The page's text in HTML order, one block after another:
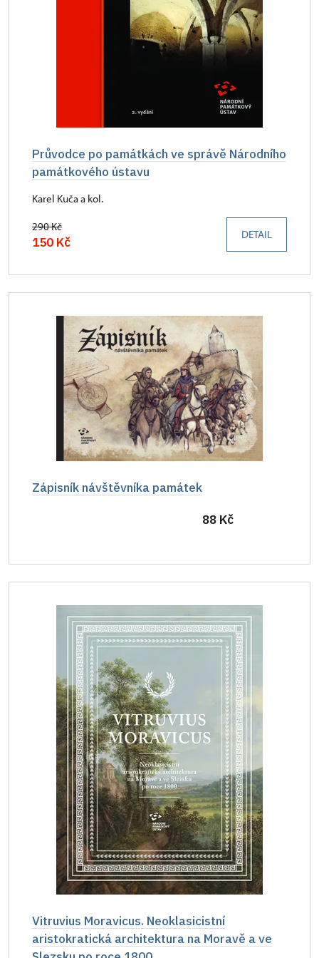
Průvodce po památkách ve správě Národního
památkového ústavu
Karel Kuča a kol.
290 Kč
150 Kč DETAIL
Zápisník návštěvníka památek
88 Kč
Vitruvius Moravicus. Neoklasicistní
aristokratická architektura na Moravě a ve